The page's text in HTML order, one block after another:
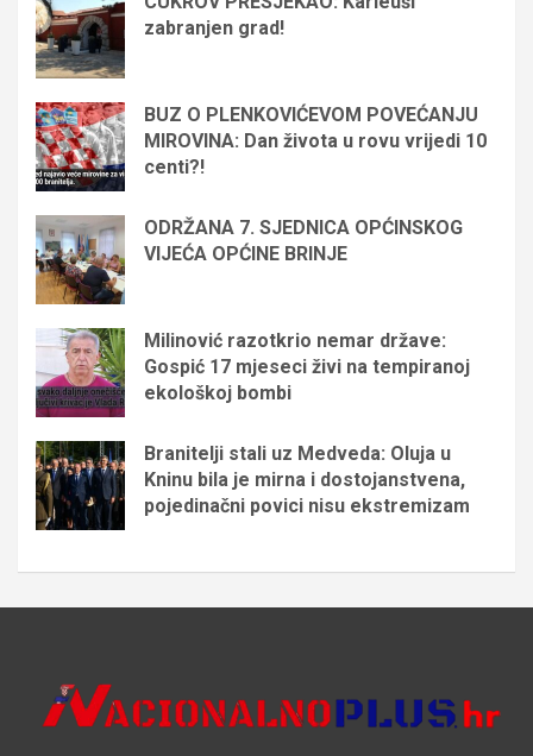
zabranjen grad!
BUZ O PLENKOVIĆEVOM POVEĆANJU
MIROVINA: Dan života u rovu vrijedi 10
centi?!
ODRŽANA 7. SJEDNICA OPĆINSKOG
VIJEĆA OPĆINE BRINJE
Milinović razotkrio nemar države:
Gospić 17 mjeseci živi na tempiranoj
ekološkoj bombi
Branitelji stali uz Medveda: Oluja u
Kninu bila je mirna i dostojanstvena,
pojedinačni povici nisu ekstremizam